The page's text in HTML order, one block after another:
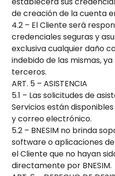
de creación de la cuenta
4.2 – El Cliente será
credenciales seguras y
exclusiva cualquier daño
indebido de las mismas, ya
terceros.
ART. 5 – ASISTENCIA
5.1 – Las solicitudes de
Servicios están
y correo electrónico.
5.2 – BNESIM no brinda
software o aplicaciones
el Cliente que no hayan
directamente por BNESIM.